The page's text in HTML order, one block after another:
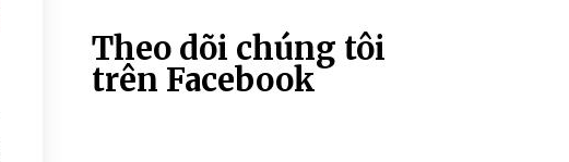
Theo dõi chúng tôi
trên Facebook